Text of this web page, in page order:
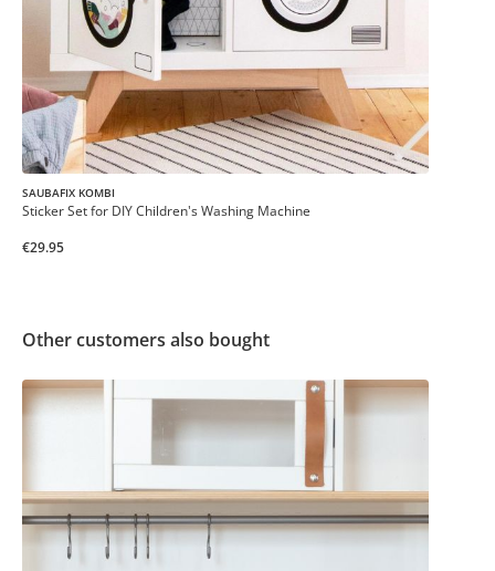
SAUBAFIX KOMBI
Sticker Set for DIY Children's Washing Machine
€29.95
Other customers also bought